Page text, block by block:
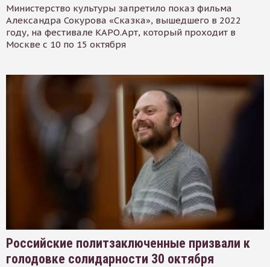
Министерство культуры запретило показ фильма
Александра Сокурова «Сказка», вышедшего в 2022
году, на фестивале КАРО.Арт, который проходит в
Москве с 10 по 15 октября
Российские политзаключенные призвали к
голодовке солидарности 30 октября